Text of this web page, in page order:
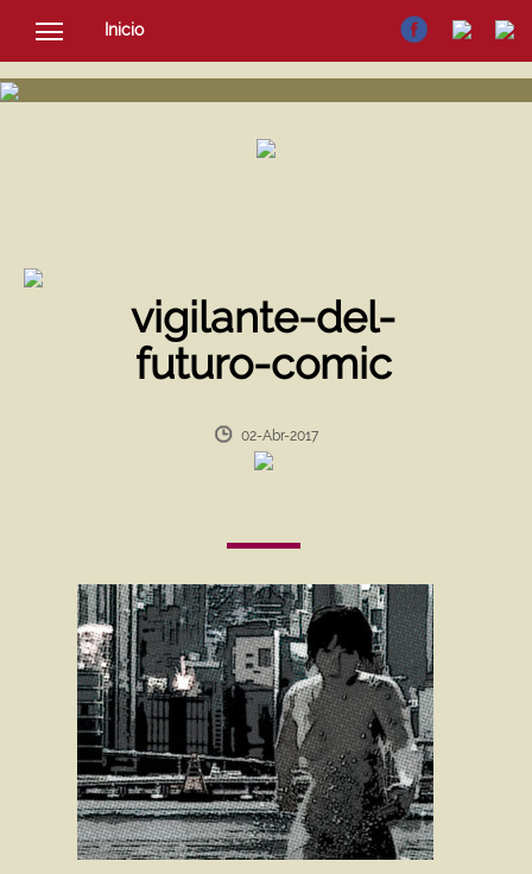
Inicio
SOCIEDAD
vigilante-del-
futuro-comic
02-Abr-2017